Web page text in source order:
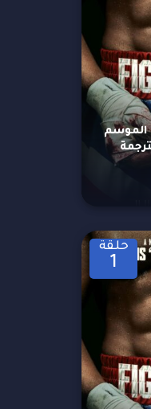
مسلسل Fightland الموسم
حلقة
1